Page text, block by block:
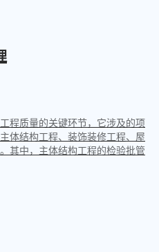
程质量的关键环节，它涉及的项
体结构工程、装饰装修工程、屋
其中，主体结构工程的检验批管